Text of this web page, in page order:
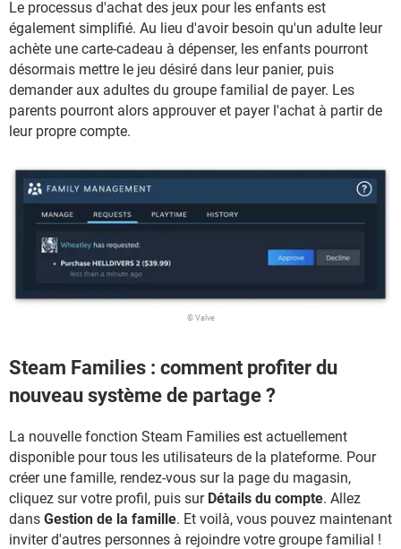
Le processus d'achat des jeux pour les enfants est
également simplifié. Au lieu d'avoir besoin qu'un adulte leur
achète une carte-cadeau à dépenser, les enfants pourront
désormais mettre le jeu désiré dans leur panier, puis
demander aux adultes du groupe familial de payer. Les
parents pourront alors approuver et payer l'achat à partir de
leur propre compte.
© Valve
Steam Families : comment profiter du
nouveau système de partage ?
La nouvelle fonction Steam Families est actuellement
disponible pour tous les utilisateurs de la plateforme. Pour
créer une famille, rendez-vous sur la page du magasin,
cliquez sur votre profil, puis sur Détails du compte. Allez
dans Gestion de la famille. Et voilà, vous pouvez maintenant
inviter d'autres personnes à rejoindre votre groupe familial !